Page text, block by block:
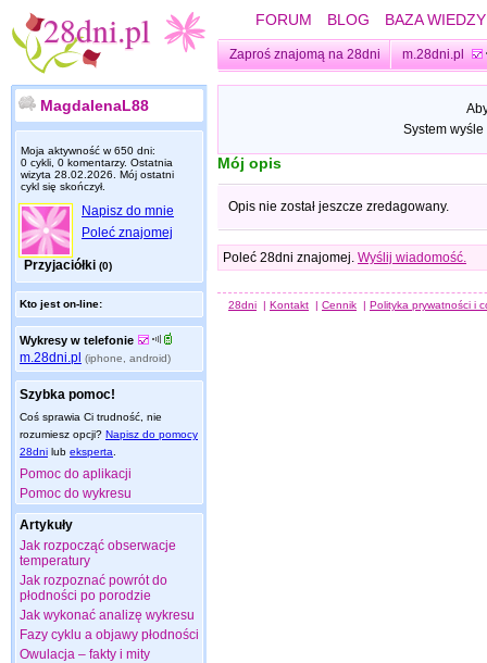
FORUM BLOG BAZA WIEDZY
Zaproś znajomą na 28dni m.28dni.pl
MagdalenaL88
Moja aktywność w 650 dni:
0 cykli, 0 komentarzy. Ostatnia
wizyta 28.02.2026 . Mój ostatni
cykl się skończył.
Napisz do mnie
Poleć znajomej
Przyjaciółki (0)
Kto jest on-line:
Wykresy w telefonie
m.28dni.pl (iphone, android)
Szybka pomoc!
Coś sprawia Ci trudność, nie
rozumiesz opcji? Napisz do pomocy
28dni lub eksperta
Pomoc do aplikacji
Pomoc do wykresu
Artykuły
Jak rozpocząć obserwacje
temperatury
Jak rozpoznać powrót do
płodności po porodzie
Jak wykonać analizę wykresu
Fazy cyklu a objawy płodności
Owulacja – fakty i mity
System
Mój opis
Opis nie został jeszcze zredagowany.
Poleć 28dni znajomej. Wyślij wiadomość.
28dni | Kontakt | Cennik | Polityka prywatności i